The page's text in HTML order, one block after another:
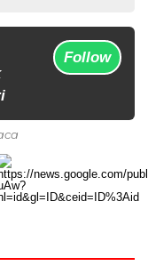
Follow